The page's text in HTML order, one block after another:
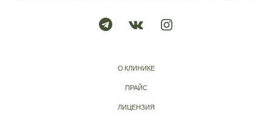
О КЛИНИКЕ
ПРАЙС
ЛИЦЕНЗИЯ